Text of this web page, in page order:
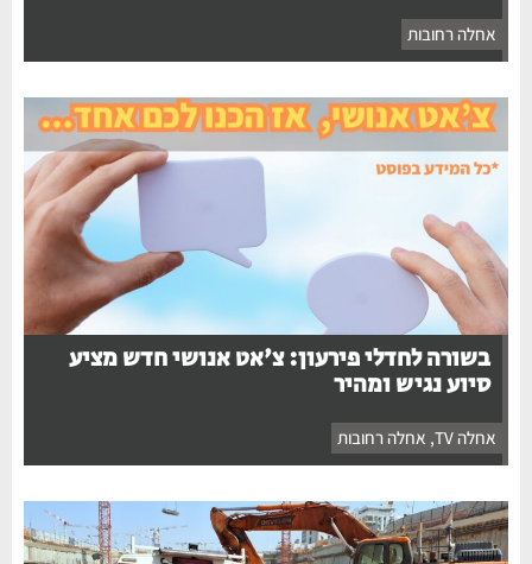
אחלה רחובות
בשורה לחדלי פירעון: צ'אט אנושי חדש מציע
סיוע נגיש ומהיר
אחלה TV , אחלה רחובות